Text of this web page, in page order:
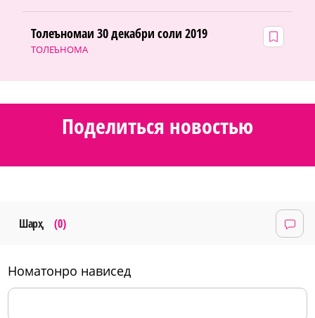
ТОЛЕЪНОМА
Толеъномаи 30 декабри соли 2019
Поделиться новостью
Шарҳ (0)
номатонро нависед